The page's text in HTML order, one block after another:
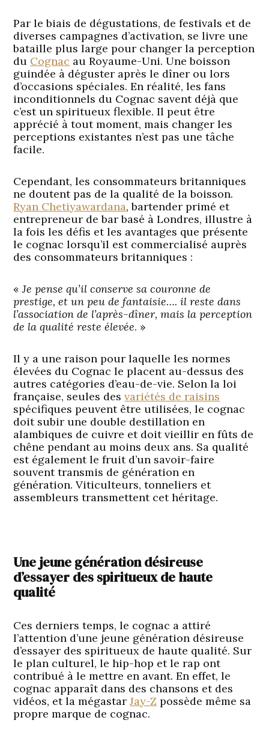
Par le biais de dégustations, de festivals et de
diverses campagnes d’activation, se livre une
bataille plus large pour changer la perception
du Cognac au Royaume-Uni. Une boisson
guindée à déguster après le dîner ou lors
d’occasions spéciales. En réalité, les fans
inconditionnels du Cognac savent déjà que
c’est un spiritueux flexible. Il peut être
apprécié à tout moment, mais changer les
perceptions existantes n’est pas une tâche
facile.
Cependant, les consommateurs britanniques
ne doutent pas de la qualité de la boisson.
Ryan Chetiyawardana, bartender primé et
entrepreneur de bar basé à Londres, illustre à
la fois les défis et les avantages que présente
le cognac lorsqu’il est commercialisé auprès
des consommateurs britanniques :
«Je pense qu’il conserve sa couronne de
prestige, et un peu de fantaisie…. il reste dans
l’association de l’après-dîner, mais la perception
de la qualité reste élevée. »
Il y a une raison pour laquelle les normes
élevées du Cognac le placent au-dessus des
autres catégories d’eau-de-vie. Selon la loi
française, seules desvariétés de raisins
spécifiques peuvent être utilisées, le cognac
doit subir une double destillation en
alambiques de cuivre et doit vieillir en fûts de
chêne pendant au moins deux ans. Sa qualité
est également le fruit d’un savoir-faire
souvent transmis de génération en
génération. Viticulteurs, tonneliers et
assembleurs transmettent cet héritage.
Une jeune génération désireuse
d’essayer des spiritueux de haute
qualité
Ces derniers temps, le cognac a attiré
l’attention d’une jeune génération désireuse
d’essayer des spiritueux de haute qualité. Sur
le plan culturel, le hip-hop et le rap ont
contribué à le mettre en avant. En effet, le
cognac apparaît dans des chansons et des
vidéos, et la mégastarJay-Z possède même sa
propre marque de cognac.